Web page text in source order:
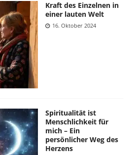
Kraft des Einzelnen in
einer lauten Welt
16. Oktober 2024
Spiritualität ist
Menschlichkeit für
mich – Ein
persönlicher Weg des
Herzens